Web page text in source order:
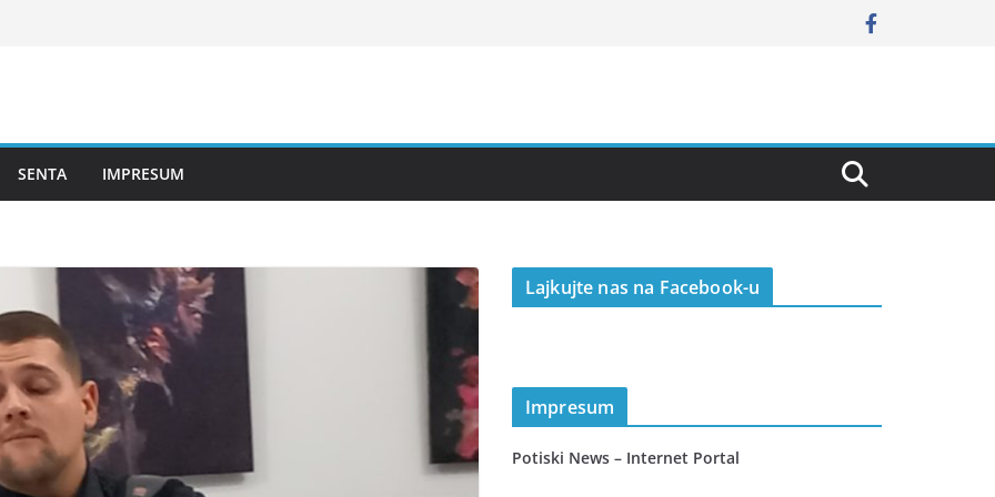
SENTA IMPRESUM
Lajkujte nas na Facebook-u
Impresum
Potiski News – Internet Portal